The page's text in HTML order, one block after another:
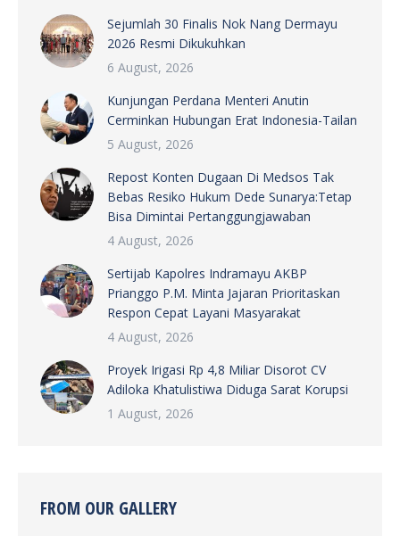
Sejumlah 30 Finalis Nok Nang Dermayu
2026 Resmi Dikukuhkan
6 August, 2026
Kunjungan Perdana Menteri Anutin
Cerminkan Hubungan Erat Indonesia-Tailan
5 August, 2026
Repost Konten Dugaan Di Medsos Tak
Bebas Resiko Hukum Dede Sunarya:Tetap
Bisa Dimintai Pertanggungjawaban
4 August, 2026
Sertijab Kapolres Indramayu AKBP
Prianggo P.M. Minta Jajaran Prioritaskan
Respon Cepat Layani Masyarakat
4 August, 2026
Proyek Irigasi Rp 4,8 Miliar Disorot CV
Adiloka Khatulistiwa Diduga Sarat Korupsi
1 August, 2026
FROM OUR GALLERY